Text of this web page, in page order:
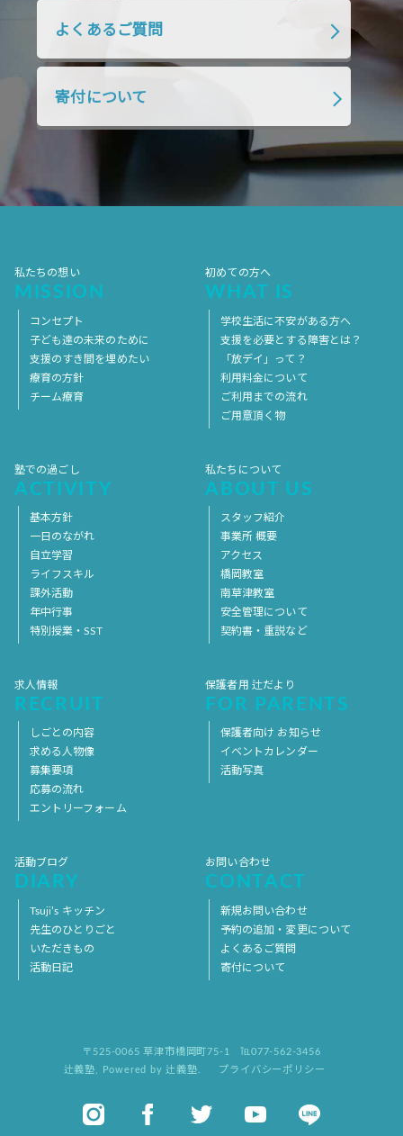
2018年7月 2018年6月
2018年4月 2018年3月 2018年2月
2018年1月 2017年12月
2017年10月 2017年9月 2017年8月
2017年5月
2017年4月
よくあるご質問
寄付について
私たちの想い
MISSION
コンセプト
子ども達の未来のために
支援のすき間を埋めたい
療育の方針
チーム療育
初めての方へ
WHAT IS
学校生活に不安がある方へ
支援を必要とする障害とは？
「放デイ」って？
利用料金について
ご利用までの流れ
ご用意頂く物
塾での過ごし
ACTIVITY
基本方針
一日のながれ
自立学習
ライフスキル
課外活動
年中行事
特別授業・SST
私たちについて
ABOUT US
スタッフ紹介
事業所 概要
アクセス
橋岡教室
南草津教室
安全管理について
契約書・重説など
求人情報
RECRUIT
しごとの内容
求める人物像
募集要項
応募の流れ
エントリーフォーム
保護者用 辻だより
FOR PARENTS
保護者向け お知らせ
イベントカレンダー
活動写真
活動ブログ
DIARY
Tsuji’s キッチン
先生のひとりごと
いただきもの
活動日記
お問い合わせ
CONTACT
新規お問い合わせ
予約の追加・変更について
よくあるご質問
寄付について
〒525-0065 草津市橋岡町75-1
℡077-562-3456
辻義塾
Powered by 辻義塾. プライバシーポリシー